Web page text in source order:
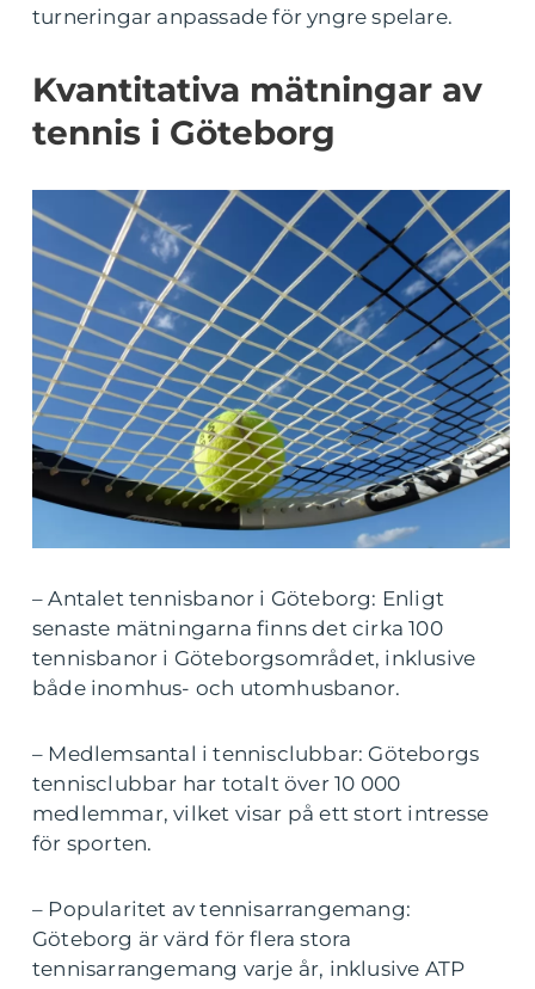
turneringar anpassade för yngre spelare.
Kvantitativa mätningar av
tennis i Göteborg
– Antalet tennisbanor i Göteborg: Enligt
senaste mätningarna finns det cirka 100
tennisbanor i Göteborgsområdet, inklusive
både inomhus- och utomhusbanor.
– Medlemsantal i tennisclubbar: Göteborgs
tennisclubbar har totalt över 10 000
medlemmar, vilket visar på ett stort intresse
för sporten.
– Popularitet av tennisarrangemang:
Göteborg är värd för flera stora
tennisarrangemang varje år, inklusive ATP